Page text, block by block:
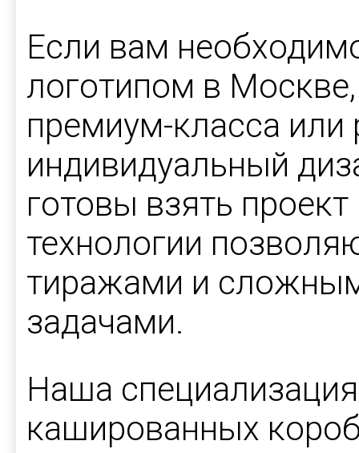
Если вам
логотипом в
премиум-класса или
индивидуальный
готовы взять
технологии
тиражами и
задачами.
Наша
кашированных